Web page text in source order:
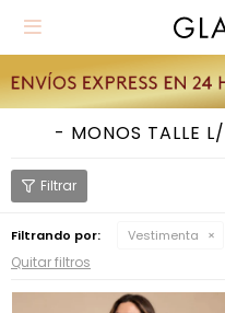

MONOS TALLE
Filtrando por: Vestimenta
Quitar filtros